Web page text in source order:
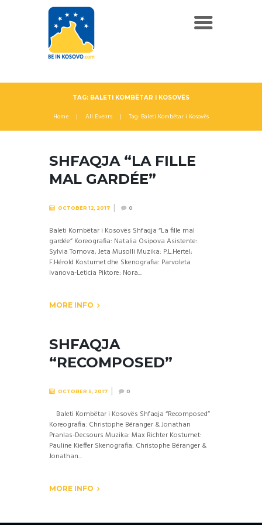
TAG: BALETI KOMBËTAR I KOSOVËS
Home All Events Tag: Baleti Kombëtar i Kosovës
SHFAQJA “LA FILLE
MAL GARDÉE”
OCTOBER 12, 2017 0
Baleti Kombëtar i Kosovës Shfaqja “La fille mal
gardée” Koreografia: Natalia Osipova Asistente:
Sylvia Tomova, Jeta Musolli Muzika: P.L.Hertel;
F.Hérold Kostumet dhe Skenografia: Parvoleta
Ivanova-Leticia Piktore: Nora...
MORE INFO
SHFAQJA
“RECOMPOSED”
OCTOBER 5, 2017 0
Baleti Kombëtar i Kosovës Shfaqja “Recomposed”
Koreografia: Christophe Béranger & Jonathan
Pranlas-Decsours Muzika: Max Richter Kostumet:
Pauline Kieffer Skenografia: Christophe Béranger &
Jonathan...
MORE INFO